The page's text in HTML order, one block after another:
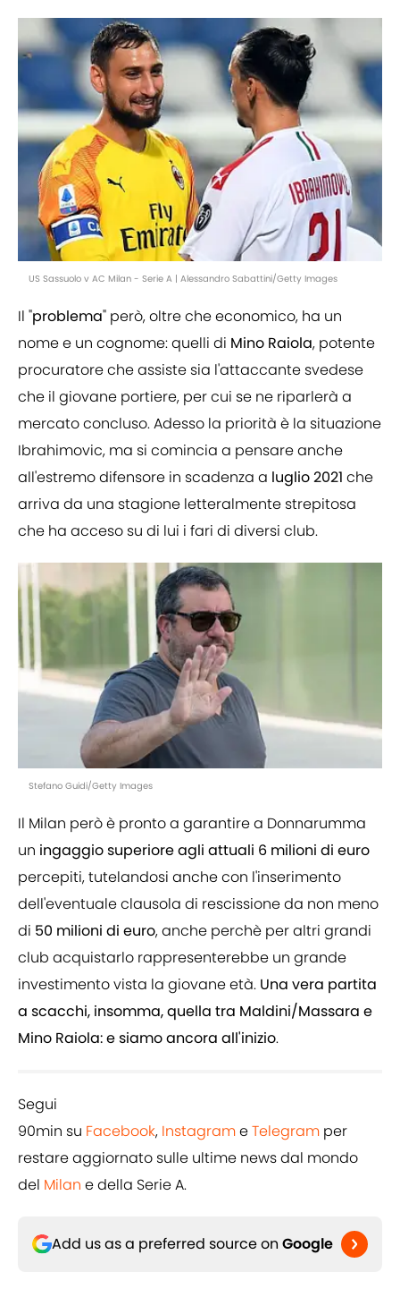
US Sassuolo v AC Milan - Serie A | Alessandro Sabattini/Getty Images
Il "problema" però, oltre che economico, ha un
nome e un cognome: quelli di Mino Raiola, potente
procuratore che assiste sia l'attaccante svedese
che il giovane portiere, per cui se ne riparlerà a
mercato concluso. Adesso la priorità è la situazione
Ibrahimovic, ma si comincia a pensare anche
all'estremo difensore in scadenza a luglio2021 che
arriva da una stagione letteralmente strepitosa
che ha acceso su di lui i fari di diversi club.
Stefano Guidi/Getty Images
Il Milan però è pronto a garantire a Donnarumma
un ingaggiosuperiore agli attuali 6 milioni di euro
percepiti, tutelandosi anche con l'inserimento
dell'eventuale clausola di rescissione da non meno
di 50 milioni di euro, anche perchè per altri grandi
club acquistarlo rappresenterebbe un grande
investimento vista la giovane età. Una vera partita
a scacchi, insomma, quella tra Maldini/Massara e
Mino Raiola: e siamo ancora all'inizio.
Segui
90min su Facebook, InstagrameTelegram per
restare aggiornato sulle ultime news dal mondo
del Milan e della Serie A.
Add us as a preferred source on Google